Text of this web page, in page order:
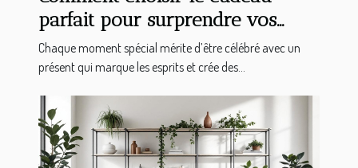
parfait pour surprendre vos
proches ?
Chaque moment spécial mérite d’être célébré avec un
présent qui marque les esprits et crée des...